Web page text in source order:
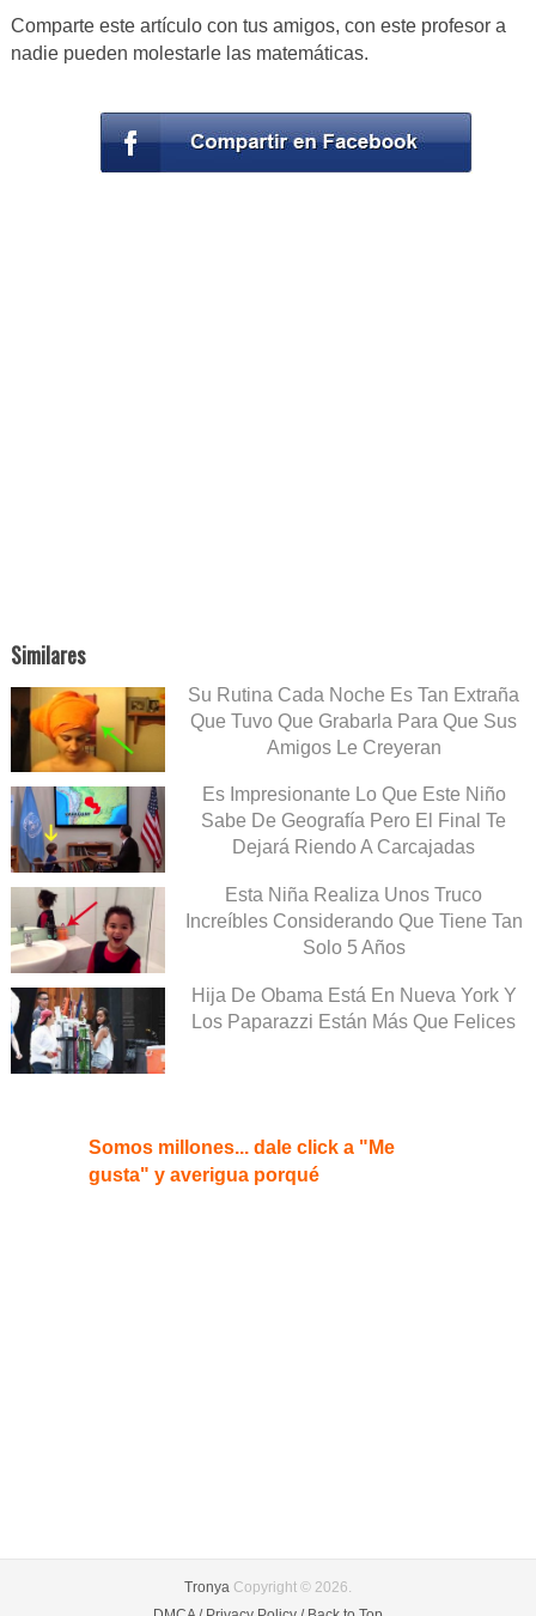
Comparte este artículo con tus amigos, con este profesor a
nadie pueden molestarle las matemáticas.
Similares
Su Rutina Cada Noche Es Tan Extraña
Que Tuvo Que Grabarla Para Que Sus
Amigos Le Creyeran
Es Impresionante Lo Que Este Niño
Sabe De Geografía Pero El Final Te
Dejará Riendo A Carcajadas
Esta Niña Realiza Unos Truco
Increíbles Considerando Que Tiene Tan
Solo 5 Años
Hija De Obama Está En Nueva York Y
Los Paparazzi Están Más Que Felices
Somos millones... dale click a "Me
gusta" y averigua porqué
TronyaCopyright © 2026.